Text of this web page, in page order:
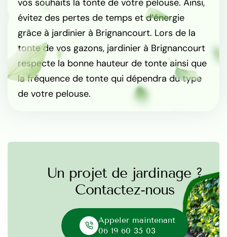
vos souhaits la tonte de votre pelouse. Ainsi,
évitez des pertes de temps et d’énergie
grâce à jardinier à Brignancourt. Lors de la
tonte de vos gazons, jardinier à Brignancourt
respecte la bonne hauteur de tonte ainsi que
la fréquence de tonte qui dépendra du type
de votre pelouse.
Un projet de jardinage ?
Contactez-nous
Appeler maintenant
06 19 60 35 03